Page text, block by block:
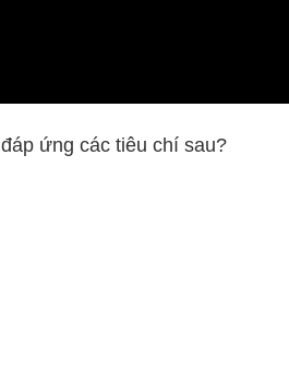
đáp ứng các tiêu chí sau?